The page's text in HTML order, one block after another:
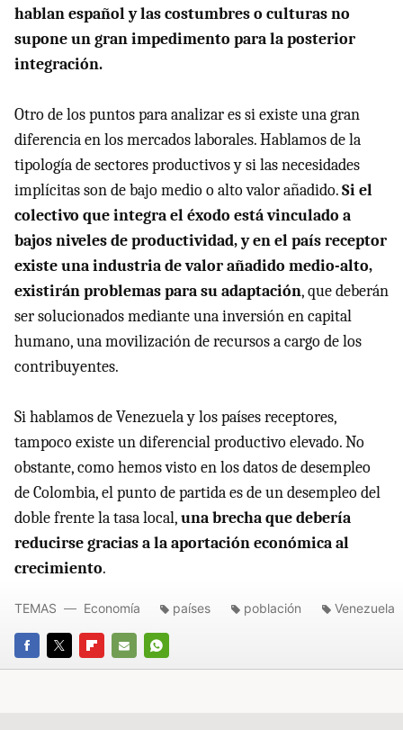
hablan español y las costumbres o culturas no
supone un gran impedimento para la posterior
integración.
Otro de los puntos para analizar es si existe una gran
diferencia en los mercados laborales. Hablamos de la
tipología de sectores productivos y si las necesidades
implícitas son de bajo medio o alto valor añadido.Si el
colectivo que integra el éxodo está vinculado a
bajos niveles de productividad, y en el país receptor
existe una industria de valor añadido medio-alto,
existirán problemas para su adaptación, que deberán
ser solucionados mediante una inversión en capital
humano, una movilización de recursos a cargo de los
contribuyentes.
Si hablamos de Venezuela y los países receptores,
tampoco existe un diferencial productivo elevado. No
obstante, como hemos visto en los datos de desempleo
de Colombia, el punto de partida es de un desempleo del
doble frente la tasa local,una brecha que debería
reducirse gracias a la aportación económica al
crecimiento.
FACEBOOK
TWITTERFLIPBOARD
E-
WHATSAPP
TEMAS Economía países población Venezuela